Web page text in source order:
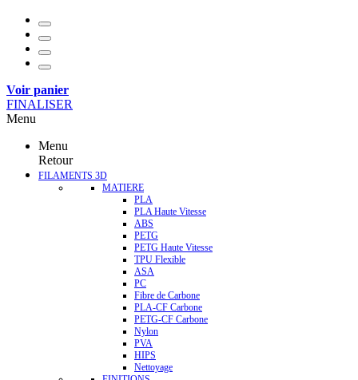
Voir panier
FINALISER
Menu
Menu
Retour
FILAMENTS 3D
MATIERE
PLA
PLA Haute Vitesse
ABS
PETG
PETG Haute Vitesse
TPU Flexible
ASA
PC
Fibre de Carbone
PLA-CF Carbone
PETG-CF Carbone
Nylon
PVA
HIPS
Nettoyage